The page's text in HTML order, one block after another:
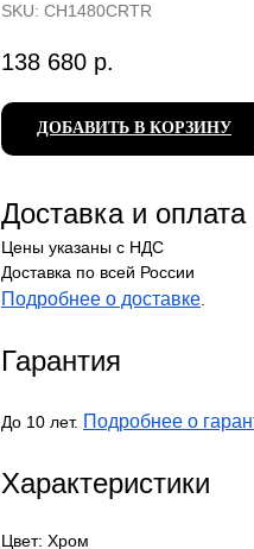
SKU: CH1480CRTR
138 680 р.
ДОБАВИТЬ В КОРЗИНУ
Доставка и оплата
Цены указаны с НДС
Доставка по всей России
Подробнее о доставке.
Гарантия
До 10 лет. Подробнее о
Характеристики
Цвет: Хром